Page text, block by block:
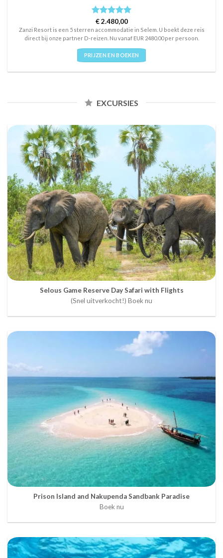
Rated5
out of 5
€2.480,00
Zanzi Resort is een 5 sterren accommodatie in Selem. U boekt deze reis
direct bij onze partner D-reizen. Nu vanaf EUR 2480.00 per persoon.
PRIJZEN EN BOEKEN
EXCURSIES
Selous Game Reserve Day Safari with Flights
(Snel uitverkocht!) Boek nu
Prison Island and Nakupenda Sandbank Paradise
Boek nu